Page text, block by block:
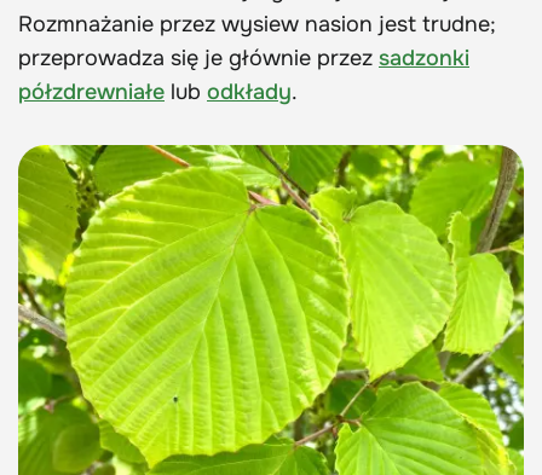
Rozmnażanie przez wysiew nasion jest trudne;
przeprowadza się je głównie przez sadzonki
półzdrewniałe lub odkłady.